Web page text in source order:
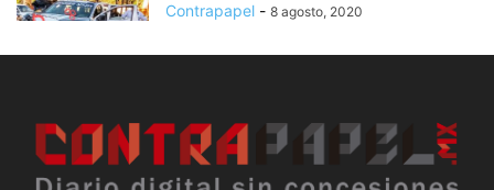
Contrapapel - 8 agosto, 2020